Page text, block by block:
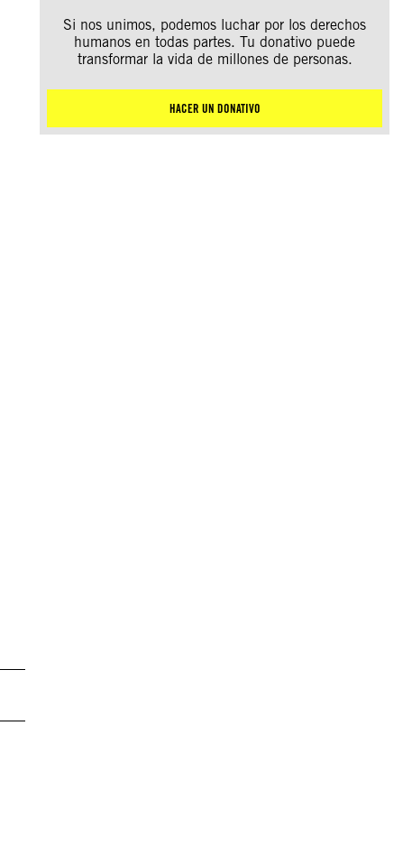
Si nos unimos, podemos luchar por los derechos
humanos en todas partes. Tu donativo puede
transformar la vida de millones de personas.
HACER UN DONATIVO